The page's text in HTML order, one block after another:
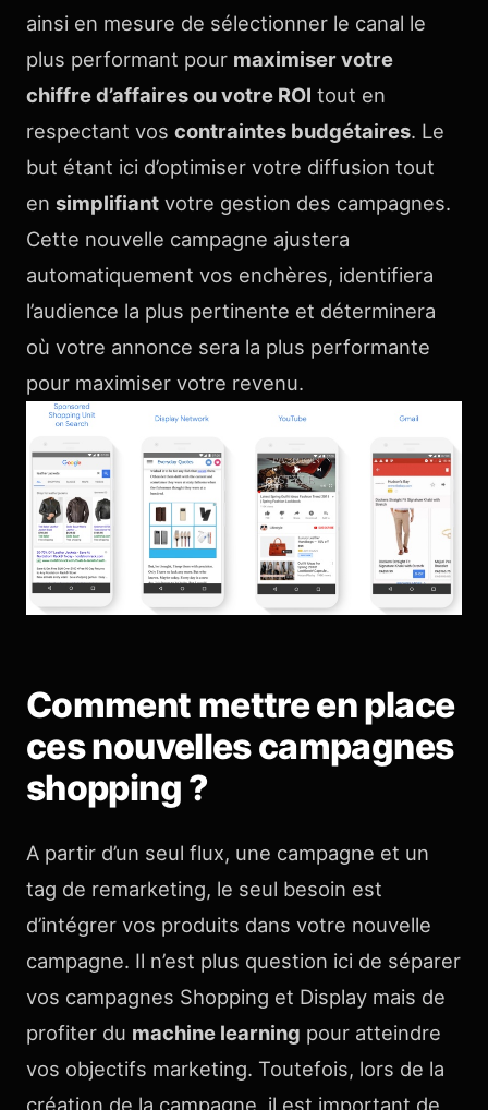
ainsi en mesure de sélectionner le canal le
plus performant pour maximiser votre
chiffre d’affaires ou votre ROI tout en
respectant vos contraintes budgétaires. Le
but étant ici d’optimiser votre diffusion tout
en simplifiant votre gestion des campagnes.
Cette nouvelle campagne ajustera
automatiquement vos enchères, identifiera
l’audience la plus pertinente et déterminera
où votre annonce sera la plus performante
pour maximiser votre revenu.
Comment mettre en place
ces nouvelles campagnes
shopping ?
A partir d’un seul flux, une campagne et un
tag de remarketing, le seul besoin est
d’intégrer vos produits dans votre nouvelle
campagne. Il n’est plus question ici de séparer
vos campagnes Shopping et Display mais de
profiter du machine learning pour atteindre
vos objectifs marketing. Toutefois, lors de la
création de la campagne, il est important de